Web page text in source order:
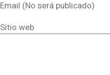
Email (No será publicado)
Sitio web